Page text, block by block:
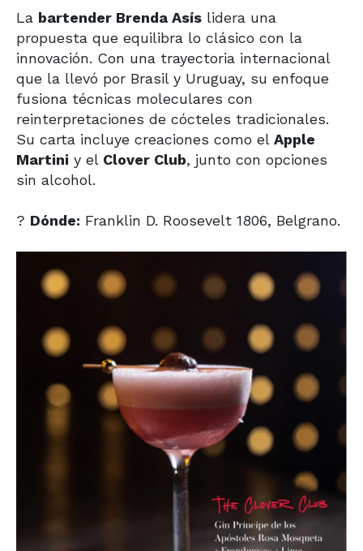
La bartender Brenda Asís lidera una
propuesta que equilibra lo clásico con la
innovación. Con una trayectoria internacional
que la llevó por Brasil y Uruguay, su enfoque
fusiona técnicas moleculares con
reinterpretaciones de cócteles tradicionales.
Su carta incluye creaciones como el Apple
Martini y el Clover Club, junto con opciones
sin alcohol.
? Dónde: Franklin D. Roosevelt 1806, Belgrano.